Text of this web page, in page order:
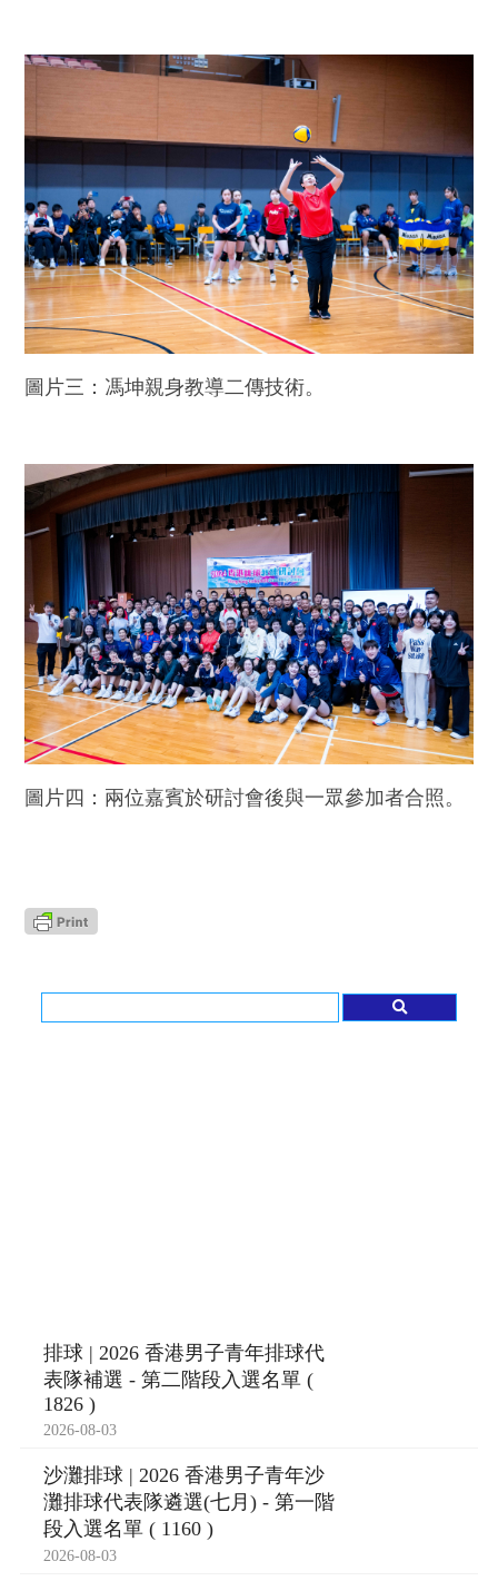
圖片三：馮坤親身教導二傳技術。
圖片四：兩位嘉賓於研討會後與一眾參加者合照。
排球 | 2026 香港男子青年排球代
表隊補選 - 第二階段入選名單 (
1826 )
2026-08-03
沙灘排球 | 2026 香港男子青年沙
灘排球代表隊遴選(七月) - 第一階
段入選名單 ( 1160 )
2026-08-03